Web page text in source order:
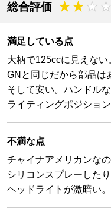
総合評価
満足している点
大柄で125ccに見えない
GNと同じだから部品は
そして安い。ハンドル
ライティングポジショ
不満な点
チャイナアメリカンな
シリコンスプレーした
ヘッドライトが激暗い。